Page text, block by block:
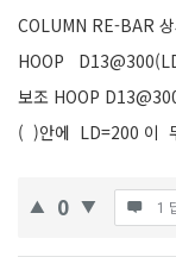
COLUMN RE-BAR
HOOP
보조 HOOP
( )안에 LD=200 이
0 1